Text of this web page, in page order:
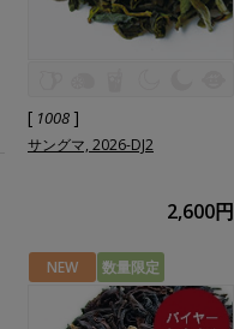
[ 1008 ]
サングマ, 2026-DJ2
2,600円
NEW 数量限定